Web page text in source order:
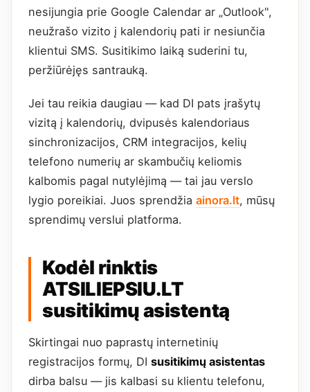
nesijungia prie Google Calendar ar „Outlook",
neužrašo vizito į kalendorių pati ir nesiunčia
klientui SMS. Susitikimo laiką suderini tu,
peržiūrėjęs santrauką.
Jei tau reikia daugiau — kad DI pats įrašytų
vizitą į kalendorių, dvipusės kalendoriaus
sinchronizacijos, CRM integracijos, kelių
telefono numerių ar skambučių keliomis
kalbomis pagal nutylėjimą — tai jau verslo
lygio poreikiai. Juos sprendžia ainora.lt, mūsų
sprendimų verslui platforma.
Kodėl rinktis
ATSILIEPSIU.LT
susitikimų asistentą
Skirtingai nuo paprastų internetinių
registracijos formų, DI susitikimų asistentas
dirba balsu — jis kalbasi su klientu telefonu,